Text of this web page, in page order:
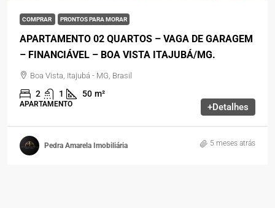
COMPRAR PRONTOS PARA MORAR
APARTAMENTO 02 QUARTOS – VAGA DE GARAGEM
– FINANCIÁVEL – BOA VISTA ITAJUBÁ/MG.
Boa Vista, Itajubá - MG, Brasil
2 1 50 m²
APARTAMENTO +Detalhes
Pedra Amarela Imobiliária 5 meses atrás